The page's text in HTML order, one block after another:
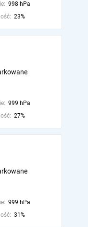
998 hPa
23%
999 hPa
27%
999 hPa
31%